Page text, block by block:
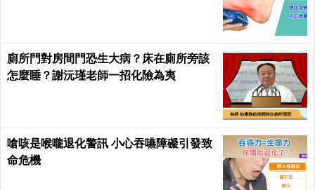
廁所門對房間門恐生大病？床在廁所旁該
怎麼睡？謝沅瑾老師一招化險為夷
嗆咳是喉嚨退化警訊 小心吞嚥障礙引發致
命危機